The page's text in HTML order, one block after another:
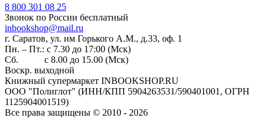
8 800 301 08 25
Звонок по России бесплатный
inbookshop@mail.ru
г. Саратов, ул. им Горького А.М., д.33, оф. 1
Пн. – Пт.: с 7.30 до 17:00 (Мск)
Сб. с 8.00 до 15.00 (Мск)
Воскр. выходной
Книжный супермаркет INBOOKSHOP.RU
ООО "Полиглот" (ИНН/КПП 5904263531/590401001, ОГРН
1125904001519)
Все права защищены © 2010 - 2026